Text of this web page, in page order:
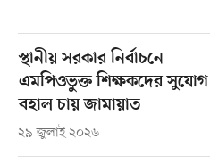
স্থানীয় সরকার নির্বাচনে
এমপিওভুক্ত শিক্ষকদের সুযোগ
বহাল চায় জামায়াত
২৯ জুলাই ২০২৬